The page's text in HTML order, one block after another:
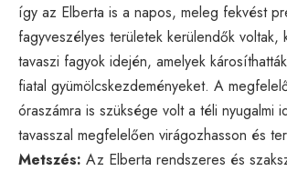
így az Elberta is a napos, meleg fekvést
fagyveszélyes területek kerülendők voltak,
tavaszi fagyok idején, amelyek
fiatal gyümölcskezdeményeket. A
óraszámra is szüksége volt a téli nyugalmi
tavasszal megfelelően virágozhasson és
Metszés: Az Elberta rendszeres és